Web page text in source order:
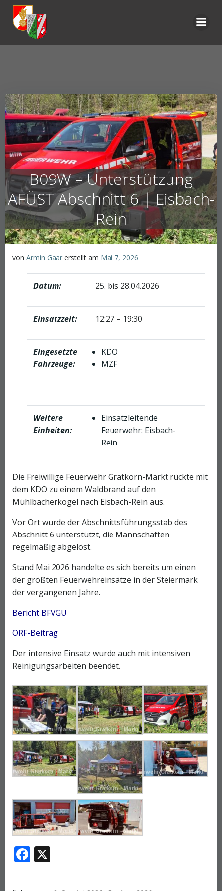
B09W – Unterstützung
AFÜST Abschnitt 6 | Eisbach-
Rein
von Armin Gaar erstellt am Mai 7, 2026
Datum: 25. bis 28.04.2026
Einsatzzeit: 12:27 – 19:30
Eingesetzte
Fahrzeuge:
KDO
MZF
Weitere
Einheiten:
Einsatzleitende
Feuerwehr: Eisbach-
Rein
Die Freiwillige Feuerwehr Gratkorn-Markt rückte mit
dem KDO zu einem Waldbrand auf den
Mühlbacherkogel nach Eisbach-Rein aus.
Vor Ort wurde der Abschnittsführungsstab des
Abschnitt 6 unterstützt, die Mannschaften
regelmäßig abgelöst.
Stand Mai 2026 handelte es sich bereits um einen
der größten Feuerwehreinsätze in der Steiermark
der vergangenen Jahre.
Bericht BFVGU
ORF-Beitrag
Der intensive Einsatz wurde auch mit intensiven
Reinigungsarbeiten beendet.
Facebook